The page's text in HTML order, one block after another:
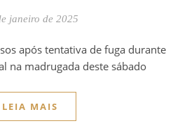
janeiro de 2025
na madrugada deste sábado
LEIA MAIS